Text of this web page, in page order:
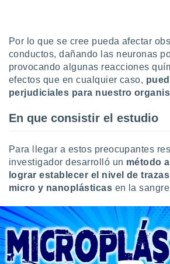
a lo que
Para
su
u
datos
en
en
de
Por lo que se cree pueda afectar
conductos, dañando las neuronas
provocando algunas reacciones
efectos que en cualquier caso,
perjudiciales para nuestro
En que consistir el estudio
Para llegar a estos preocupantes
investigador desarrolló un método
lograr establecer el nivel de
micro y nanoplásticas en la